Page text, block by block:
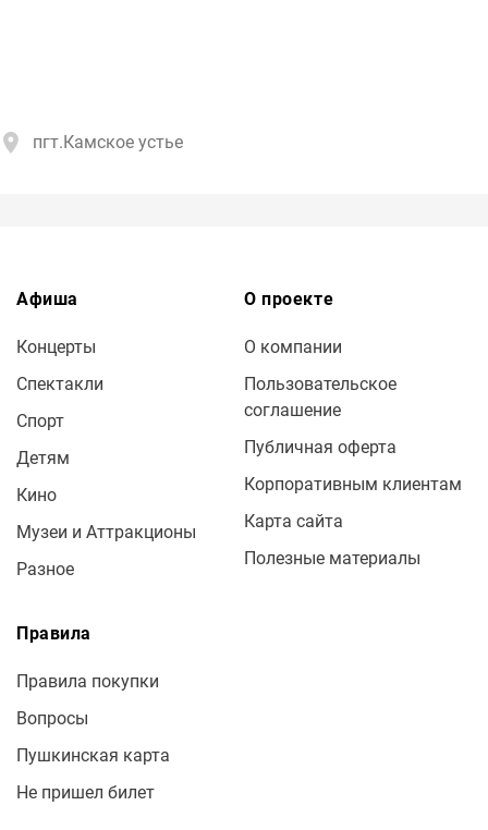
пгт.Камское устье
Афиша
Концерты
Спектакли
Спорт
Детям
Кино
Музеи и Аттракционы
Разное
О проекте
О компании
Пользовательское
соглашение
Публичная оферта
Корпоративным клиентам
Карта сайта
Полезные материалы
Правила
Правила покупки
Вопросы
Пушкинская карта
Не пришел билет